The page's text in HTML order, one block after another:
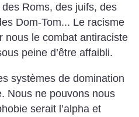
des Roms, des juifs, des
Dom-Tom... Le racisme
nous le combat antiraciste
peine d’être affaibli.
systèmes de domination
Nous ne pouvons nous
serait l’alpha et